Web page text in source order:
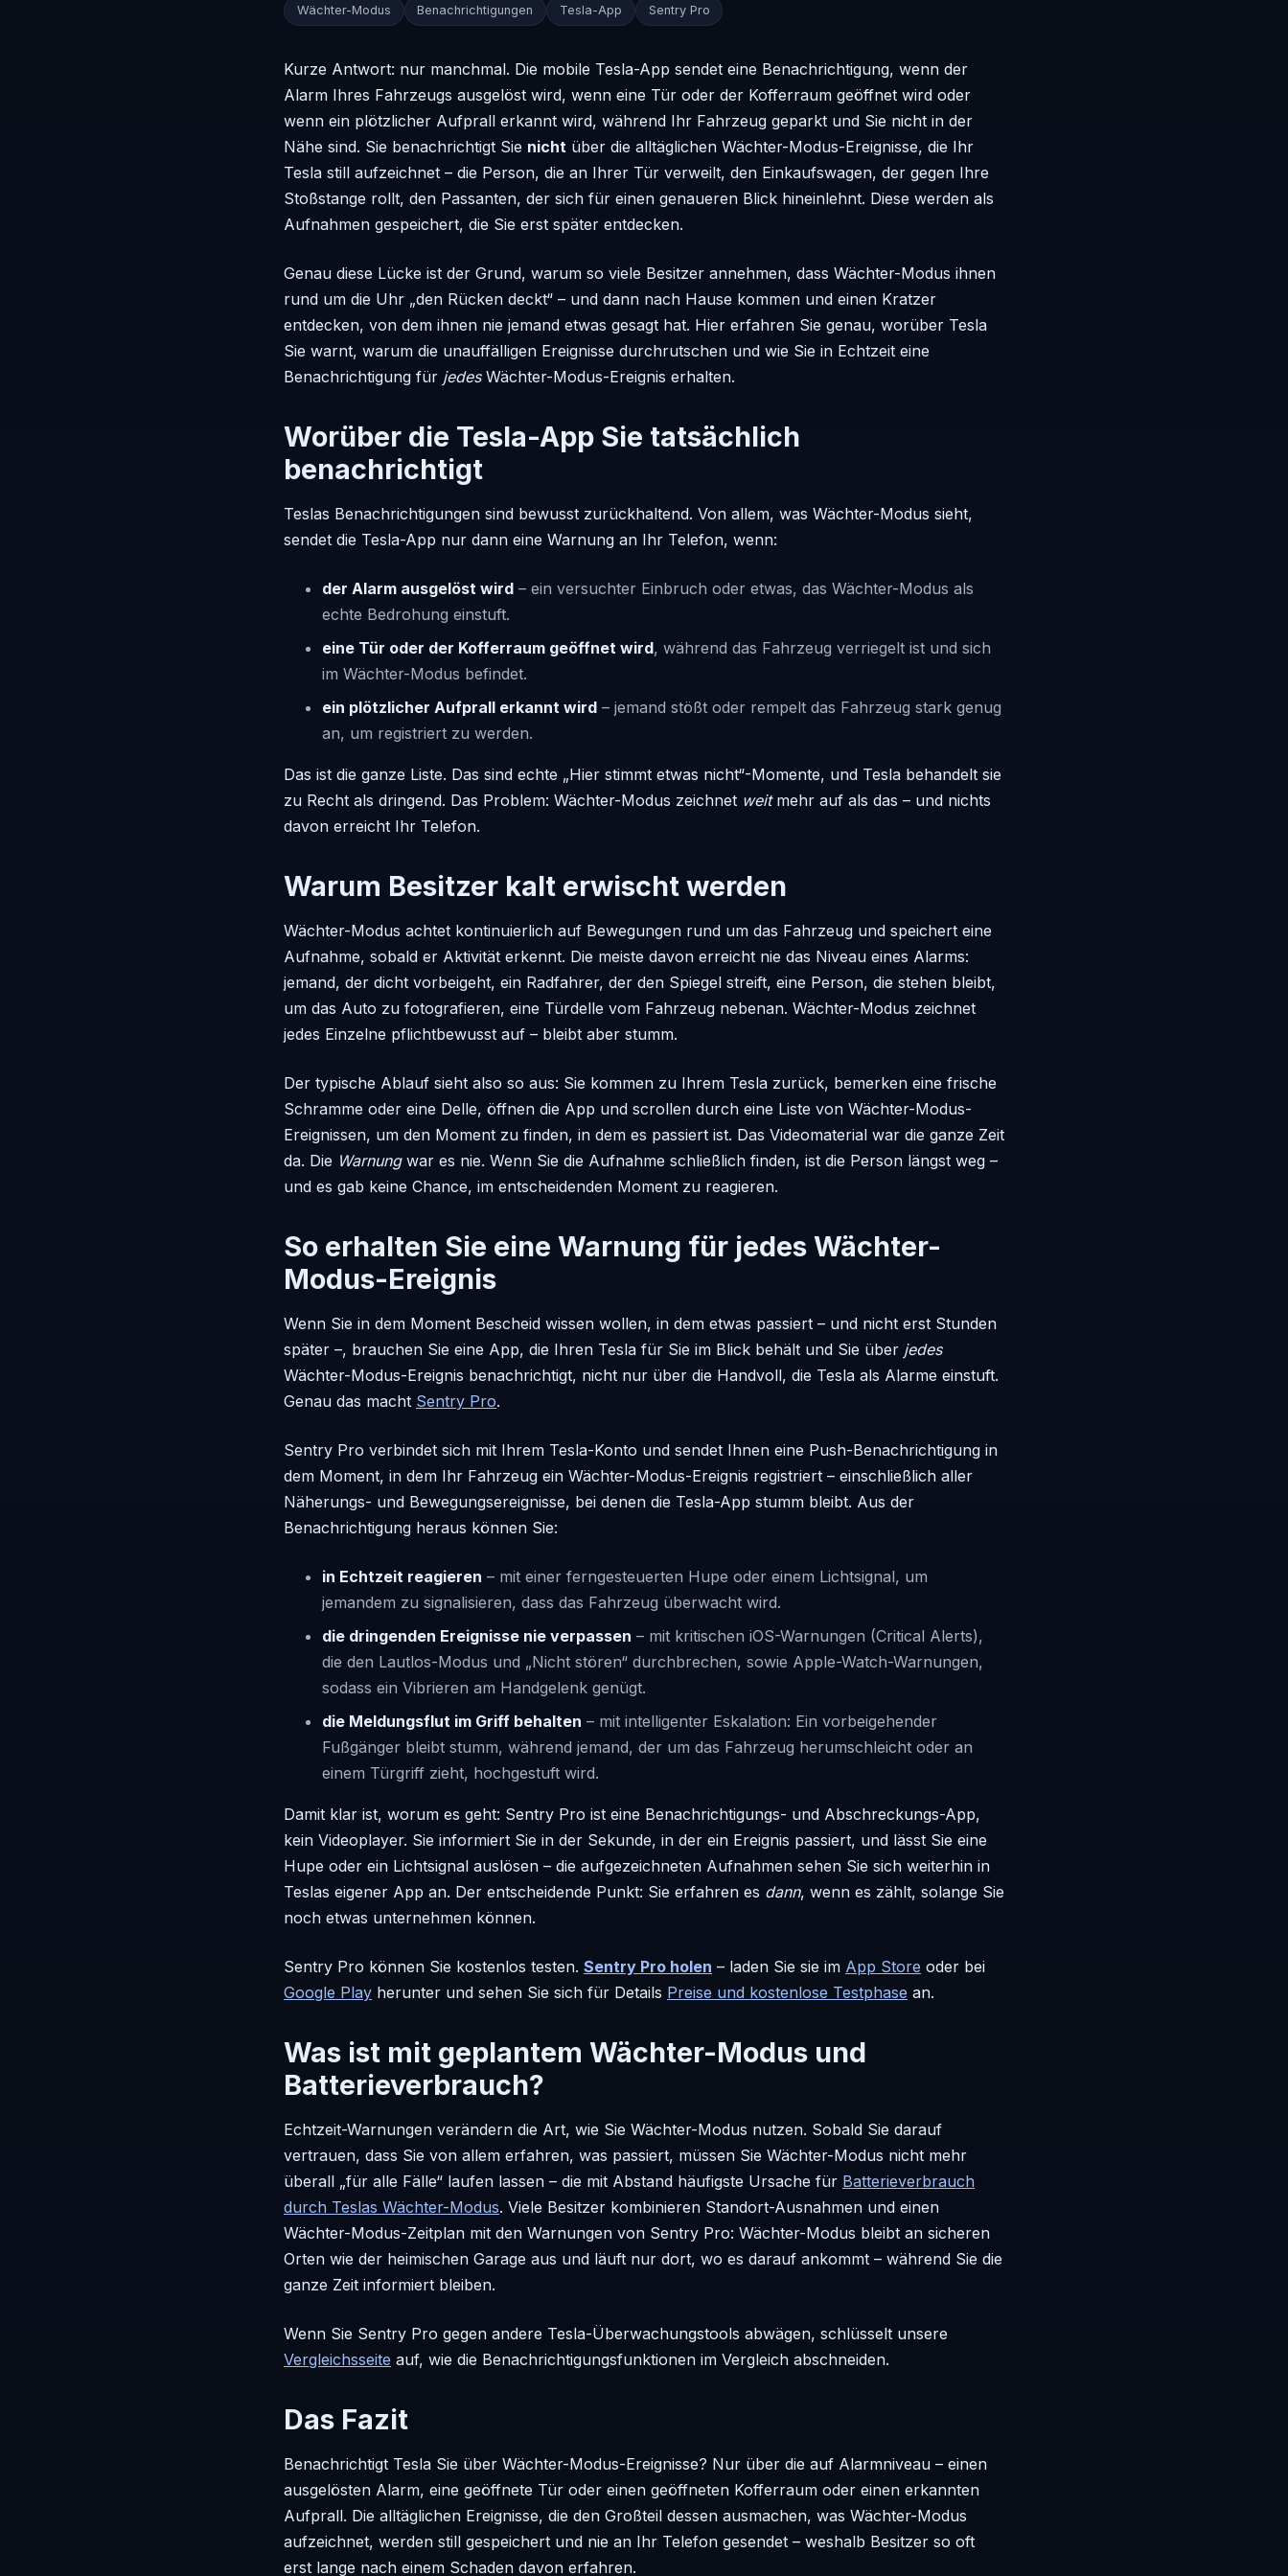
Wächter-Modus Benachrichtigungen Tesla-App Sentry Pro
Kurze Antwort: nur manchmal. Die mobile Tesla-App sendet eine Benachrichtigung, wenn der
Alarm Ihres Fahrzeugs ausgelöst wird, wenn eine Tür oder der Kofferraum geöffnet wird oder
wenn ein plötzlicher Aufprall erkannt wird, während Ihr Fahrzeug geparkt und Sie nicht in der
Nähe sind. Sie benachrichtigt Sie nicht über die alltäglichen Wächter-Modus-Ereignisse, die Ihr
Tesla still aufzeichnet – die Person, die an Ihrer Tür verweilt, den Einkaufswagen, der gegen Ihre
Stoßstange rollt, den Passanten, der sich für einen genaueren Blick hineinlehnt. Diese werden als
Aufnahmen gespeichert, die Sie erst später entdecken.
Genau diese Lücke ist der Grund, warum so viele Besitzer annehmen, dass Wächter-Modus ihnen
rund um die Uhr „den Rücken deckt“ – und dann nach Hause kommen und einen Kratzer
entdecken, von dem ihnen nie jemand etwas gesagt hat. Hier erfahren Sie genau, worüber Tesla
Sie warnt, warum die unauffälligen Ereignisse durchrutschen und wie Sie in Echtzeit eine
Benachrichtigung für jedesWächter-Modus-Ereignis erhalten.
Worüber die Tesla-App Sie tatsächlich
benachrichtigt
Teslas Benachrichtigungen sind bewusst zurückhaltend. Von allem, was Wächter-Modus sieht,
sendet die Tesla-App nur dann eine Warnung an Ihr Telefon, wenn:
der Alarm ausgelöst wird – ein versuchter Einbruch oder etwas, das Wächter-Modus als
echte Bedrohung einstuft.
eine Tür oder der Kofferraum geöffnet wird, während das Fahrzeug verriegelt ist und sich
im Wächter-Modus befindet.
ein plötzlicher Aufprall erkannt wird – jemand stößt oder rempelt das Fahrzeug stark genug
an, um registriert zu werden.
Das ist die ganze Liste. Das sind echte „Hier stimmt etwas nicht“-Momente, und Tesla behandelt sie
zu Recht als dringend. Das Problem: Wächter-Modus zeichnet weitmehr auf als das – und nichts
davon erreicht Ihr Telefon.
Warum Besitzer kalt erwischt werden
Wächter-Modus achtet kontinuierlich auf Bewegungen rund um das Fahrzeug und speichert eine
Aufnahme, sobald er Aktivität erkennt. Die meiste davon erreicht nie das Niveau eines Alarms:
jemand, der dicht vorbeigeht, ein Radfahrer, der den Spiegel streift, eine Person, die stehen bleibt,
um das Auto zu fotografieren, eine Türdelle vom Fahrzeug nebenan. Wächter-Modus zeichnet
jedes Einzelne pflichtbewusst auf – bleibt aber stumm.
Der typische Ablauf sieht also so aus: Sie kommen zu Ihrem Tesla zurück, bemerken eine frische
Schramme oder eine Delle, öffnen die App und scrollen durch eine Liste von Wächter-Modus-
Ereignissen, um den Moment zu finden, in dem es passiert ist. Das Videomaterial war die ganze Zeit
da. Die Warnungwar es nie. Wenn Sie die Aufnahme schließlich finden, ist die Person längst weg –
und es gab keine Chance, im entscheidenden Moment zu reagieren.
So erhalten Sie eine Warnung für jedes Wächter-
Modus-Ereignis
Wenn Sie in dem Moment Bescheid wissen wollen, in dem etwas passiert – und nicht erst Stunden
später –, brauchen Sie eine App, die Ihren Tesla für Sie im Blick behält und Sie über jedes
Wächter-Modus-Ereignis benachrichtigt, nicht nur über die Handvoll, die Tesla als Alarme einstuft.
Genau das macht Sentry Pro.
Sentry Pro verbindet sich mit Ihrem Tesla-Konto und sendet Ihnen eine Push-Benachrichtigung in
dem Moment, in dem Ihr Fahrzeug ein Wächter-Modus-Ereignis registriert – einschließlich aller
Näherungs- und Bewegungsereignisse, bei denen die Tesla-App stumm bleibt. Aus der
Benachrichtigung heraus können Sie:
in Echtzeit reagieren – mit einer ferngesteuerten Hupe oder einem Lichtsignal, um
jemandem zu signalisieren, dass das Fahrzeug überwacht wird.
die dringenden Ereignisse nie verpassen – mit kritischen iOS-Warnungen (Critical Alerts),
die den Lautlos-Modus und „Nicht stören“ durchbrechen, sowie Apple-Watch-Warnungen,
sodass ein Vibrieren am Handgelenk genügt.
die Meldungsflut im Griff behalten – mit intelligenter Eskalation: Ein vorbeigehender
Fußgänger bleibt stumm, während jemand, der um das Fahrzeug herumschleicht oder an
einem Türgriff zieht, hochgestuft wird.
Damit klar ist, worum es geht: Sentry Pro ist eine Benachrichtigungs- und Abschreckungs-App,
kein Videoplayer. Sie informiert Sie in der Sekunde, in der ein Ereignis passiert, und lässt Sie eine
Hupe oder ein Lichtsignal auslösen – die aufgezeichneten Aufnahmen sehen Sie sich weiterhin in
Teslas eigener App an. Der entscheidende Punkt: Sie erfahren es dann, wenn es zählt, solange Sie
noch etwas unternehmen können.
Sentry Pro können Sie kostenlos testen. Sentry Pro holen – laden Sie sie im App Store oder bei
Google Play herunter und sehen Sie sich für Details Preise und kostenlose Testphase an.
Was ist mit geplantem Wächter-Modus und
Batterieverbrauch?
Echtzeit-Warnungen verändern die Art, wie Sie Wächter-Modus nutzen. Sobald Sie darauf
vertrauen, dass Sie von allem erfahren, was passiert, müssen Sie Wächter-Modus nicht mehr
überall „für alle Fälle“ laufen lassen – die mit Abstand häufigste Ursache für Batterieverbrauch
durch Teslas Wächter-Modus. Viele Besitzer kombinieren Standort-Ausnahmen und einen
Wächter-Modus-Zeitplan mit den Warnungen von Sentry Pro: Wächter-Modus bleibt an sicheren
Orten wie der heimischen Garage aus und läuft nur dort, wo es darauf ankommt – während Sie die
ganze Zeit informiert bleiben.
Wenn Sie Sentry Pro gegen andere Tesla-Überwachungstools abwägen, schlüsselt unsere
Vergleichsseite auf, wie die Benachrichtigungsfunktionen im Vergleich abschneiden.
Das Fazit
Benachrichtigt Tesla Sie über Wächter-Modus-Ereignisse? Nur über die auf Alarmniveau – einen
ausgelösten Alarm, eine geöffnete Tür oder einen geöffneten Kofferraum oder einen erkannten
Aufprall. Die alltäglichen Ereignisse, die den Großteil dessen ausmachen, was Wächter-Modus
aufzeichnet, werden still gespeichert und nie an Ihr Telefon gesendet – weshalb Besitzer so oft
erst lange nach einem Schaden davon erfahren.